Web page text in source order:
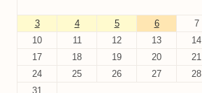
3
4 5 6 7
10
11 12 13 14
17
18 19 20 21
24
25 26 27 28
31